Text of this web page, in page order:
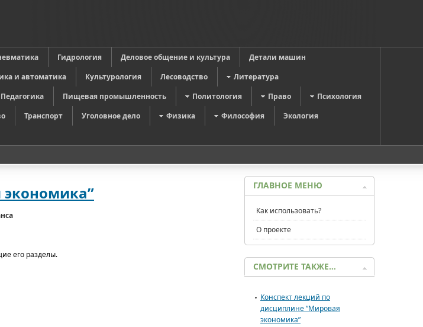
Гидрология Деловое общение и культура
Детали машин
и автоматика Культурология Лесоводство
Литература
Педагогика Пищевая промышленность Политология Право
Психология
Транспорт Уголовное дело Физика Философия
Экология
его разделы.
ГЛАВНОЕ МЕНЮ
Как использовать?
О проекте
СМОТРИТЕ ТАКЖЕ…
Конспект лекций по
дисциплине “Мировая
экономика”